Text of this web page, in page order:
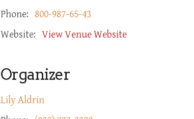
Phone:
800-987-65-43
Website: View Venue Website
Organizer
Lily Aldrin